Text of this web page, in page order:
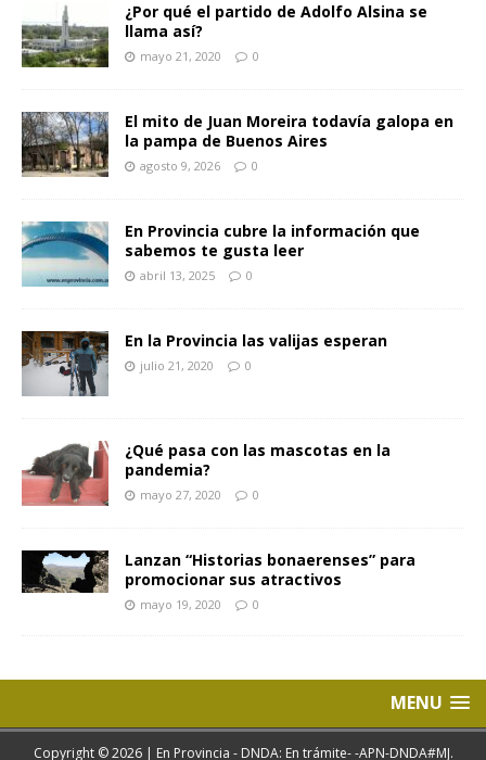
¿Por qué el partido de Adolfo Alsina se
llama así?
mayo 21, 2020 0
El mito de Juan Moreira todavía galopa en
la pampa de Buenos Aires
agosto 9, 2026 0
En Provincia cubre la información que
sabemos te gusta leer
abril 13, 2025 0
En la Provincia las valijas esperan
julio 21, 2020 0
¿Qué pasa con las mascotas en la
pandemia?
mayo 27, 2020 0
Lanzan “Historias bonaerenses” para
promocionar sus atractivos
mayo 19, 2020 0
MENU
Copyright © 2026 | En Provincia - DNDA: En trámite- -APN-DNDA#MJ.